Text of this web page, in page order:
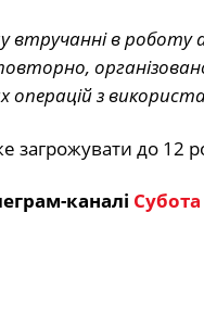
втручанні в
з
до 12
каналі